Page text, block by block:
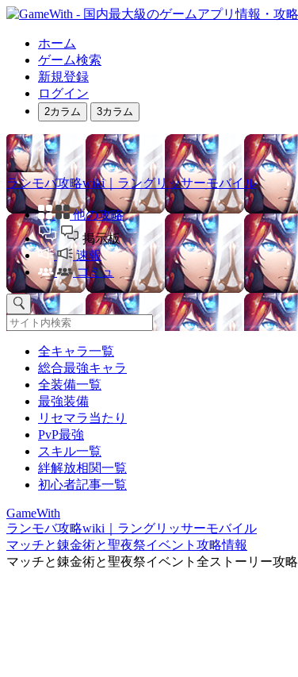
ホーム
ゲーム検索
新規登録
ログイン
2カラム 3カラム
ランモバ攻略wiki｜ラングリッサーモバイル
他の攻略
掲示板
速報
コミュ
全キャラ一覧
総合最強キャラ
全装備一覧
最強装備
リセマラ当たり
PvP最強
スキル一覧
絆解放相関一覧
初心者記事一覧
GameWith
ランモバ攻略wiki｜ラングリッサーモバイル
マッチと錬金術と聖夜祭イベント攻略情報
マッチと錬金術と聖夜祭イベント全ストーリー攻略